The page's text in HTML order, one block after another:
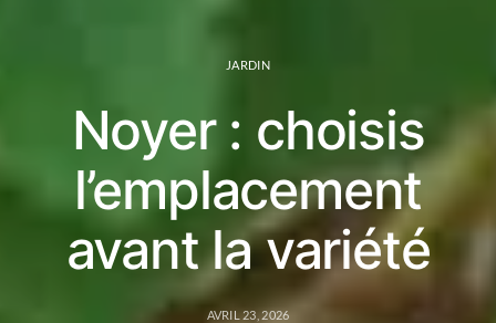
JARDIN
Noyer : choisis
l’emplacement
avant la variété
AVRIL 23, 2026